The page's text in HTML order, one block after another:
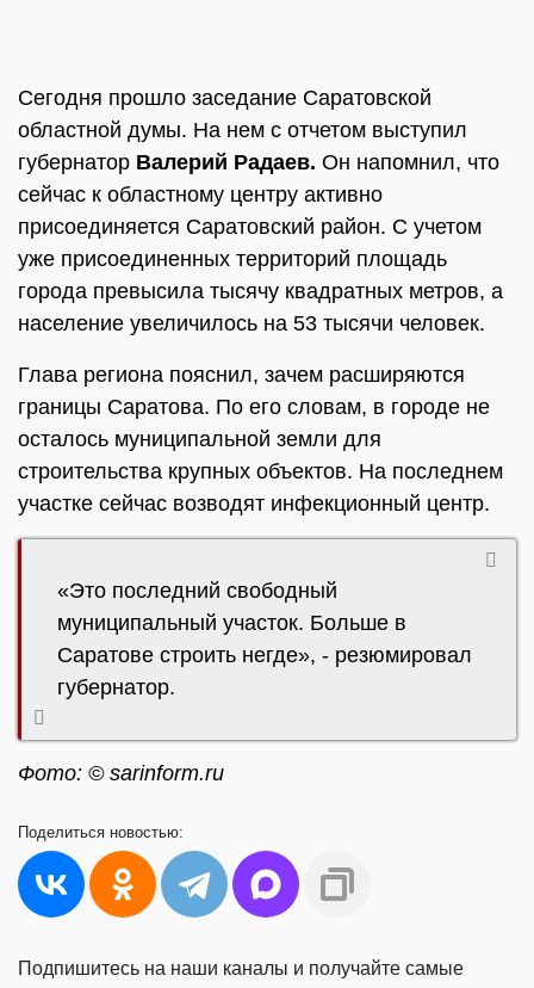
Сегодня прошло заседание Саратовской
областной думы. На нем с отчетом выступил
губернатор Валерий Радаев. Он напомнил, что
сейчас к областному центру активно
присоединяется Саратовский район. С учетом
уже присоединенных территорий площадь
города превысила тысячу квадратных метров, а
население увеличилось на 53 тысячи человек.
Глава региона пояснил, зачем расширяются
границы Саратова. По его словам, в городе не
осталось муниципальной земли для
строительства крупных объектов. На последнем
участке сейчас возводят инфекционный центр.
«Это последний свободный
муниципальный участок. Больше в
Саратове строить негде», - резюмировал
губернатор.
Фото: © sarinform.ru
Поделиться новостью:
Подпишитесь на наши каналы и получайте самые